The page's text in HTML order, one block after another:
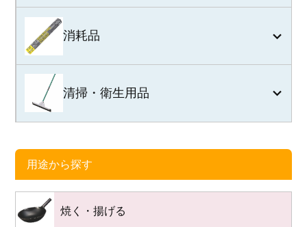
消耗品
清掃・衛生用品
用途から探す
焼く・揚げる